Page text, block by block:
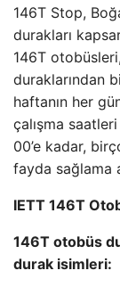
146T Stop,
durakları
146T
duraklarından
haftanın her
çalışma
00’e kadar,
fayda sağlama
IETT 146T
146T otobüs
durak isimleri: